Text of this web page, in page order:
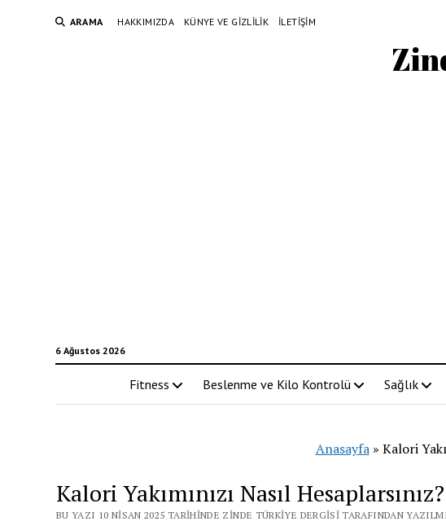
ARAMA HAKKIMIZDA KÜNYE VE GIZLILIK İLETIŞIM
6 Ağustos 2026
Fitness Beslenme ve Kilo Kontrolü Sağlık
Anasayfa» Kalori
Kalori Yakımınızı Nasıl Hesaplarsınız?
BU YAZI 10 NISAN 2025 TARIHINDE ZINDE TÜRKIYE DERGISI TARAFINDAN